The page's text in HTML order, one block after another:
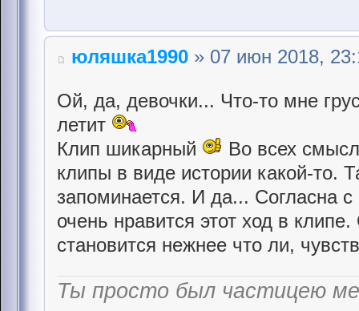
юляшка1990 » 07 июн 2018,
Ой, да, девочки... Что-то мне
летит
Клип шикарный
Во всех
клипы в виде истории какой-то.
запоминается. И да... Согласна
очень нравится этот ход в
становится нежнее что ли,
Ты просто был частицею